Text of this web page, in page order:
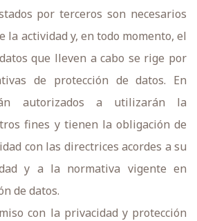
por terceros son necesarios
la actividad y, en todo momento, el
que lleven a cabo se rige por
de protección de datos. En
autorizados a utilizarán la
fines y tienen la obligación de
con las directrices acordes a su
y a la normativa vigente en
de datos.
con la privacidad y protección